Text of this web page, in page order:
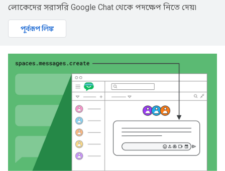
লোকেদের সরাসরি Google Chat থেকে পদক্ষেপ নিতে দেয়৷
পূর্বরূপ লিঙ্ক